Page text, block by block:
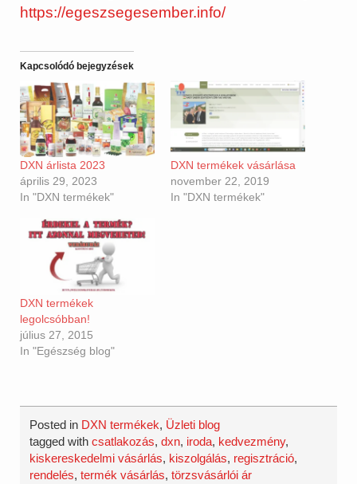
https://egeszsegesember.info/
Kapcsolódó bejegyzések
DXN árlista 2023
április 29, 2023
In "DXN termékek"
DXN termékek vásárlása
november 22, 2019
In "DXN termékek"
DXN termékek
legolcsóbban!
július 27, 2015
In "Egészség blog"
Posted in DXN termékek, Üzleti blog
tagged withcsatlakozás,dxn, iroda, kedvezmény,
kiskereskedelmi vásárlás, kiszolgálás, regisztráció,
rendelés,termék vásárlás,törzsvásárlói ár